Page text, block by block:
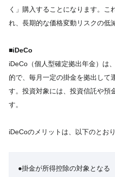
く」購入することになります。こ
れ、長期的な価格変動リスクの低
■iDeCo
iDeCo（個人型確定拠出年金）は
的で、毎月一定の掛金を拠出して
す。投資対象には、投資信託や預
す。
iDeCoのメリットは、以下のとおり
●掛金が所得控除の対象となる